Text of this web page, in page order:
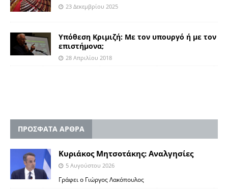
23 Δεκεμβρίου 2025
Υπόθεση Κριμιζή: Με τον υπουργό ή με τον
επιστήμονα;
28 Απριλίου 2018
ΠΡΟΣΦΑΤΑ ΑΡΘΡΑ
Κυριάκος Μητσοτάκης: Αναλγησίες
5 Αυγούστου 2026
Γράφει ο Γιώργος Λακόπουλος